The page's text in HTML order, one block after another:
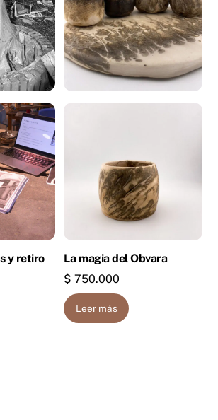
y retiro
La magia del Obvara
$ 750.000
Leer más